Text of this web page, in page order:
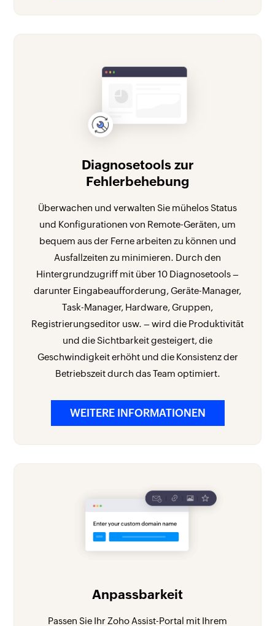
Diagnosetools zur
Fehlerbehebung
Überwachen und verwalten Sie mühelos Status
und Konfigurationen von Remote-Geräten, um
bequem aus der Ferne arbeiten zu können und
Ausfallzeiten zu minimieren. Durch den
Hintergrundzugriff mit über 10 Diagnosetools –
darunter Eingabeaufforderung, Geräte-Manager,
Task-Manager, Hardware, Gruppen,
Registrierungseditor usw. – wird die Produktivität
und die Sichtbarkeit gesteigert, die
Geschwindigkeit erhöht und die Konsistenz der
Betriebszeit durch das Team optimiert.
WEITERE INFORMATIONEN
Anpassbarkeit
Passen Sie Ihr Zoho Assist-Portal mit Ihrem